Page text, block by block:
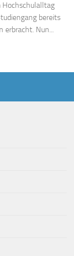
Hochschulalltag
bereits
erbracht. Nun...